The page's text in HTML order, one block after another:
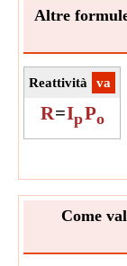
Altre
​va
Reattività
R=IpPo
Come